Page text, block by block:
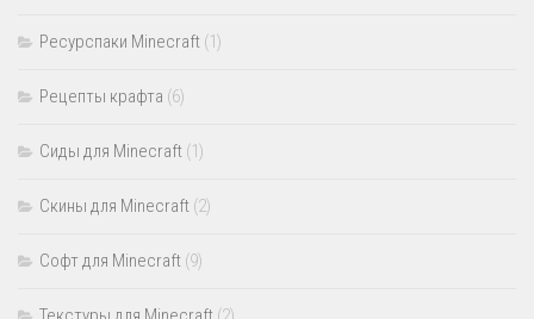
Ресурспаки Minecraft (1)
Рецепты крафта (6)
Сиды для Minecraft (1)
Скины для Minecraft (2)
Софт для Minecraft (9)